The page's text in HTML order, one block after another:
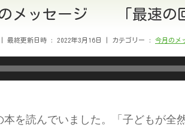
のメッセージ 「最速の
最終更新日時 : 2022年3月16日 カテゴリー : 今月のメ
本を読んでい まし た。「子どもが全